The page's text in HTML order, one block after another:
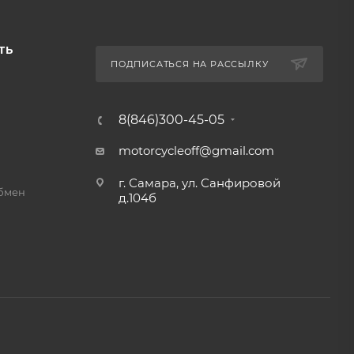
ПОДПИСАТЬСЯ НА РАССЫЛКУ
8(846)300-45-05
motorcycleoff@gmail.com
г. Самара, ул. Санфировой
д.104б